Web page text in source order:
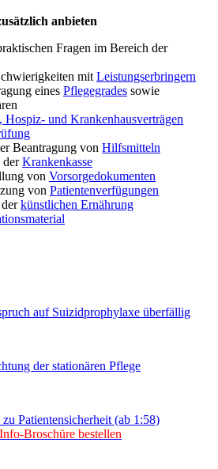
anbieten
Fragen im Bereich der
mit Leistungserbringern
eines Pflegegrades sowie
Hospiz- und Krankenhausverträgen
Beantragung von Hilfsmitteln
derKrankenkasse
von Vorsorgedokumenten
von Patientenverfügungen
künstlichen Ernährung
auf Suizidprophylaxe überfällig
der stationären Pflege
Patientensicherheit (ab 1:58)
Broschüre bestellen